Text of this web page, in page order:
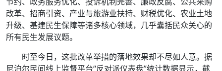
改革、招商引资、产业与旅游业扶持、财税优化、农业土地
升级、基建民生保障等诸多核心领域，几乎囊括民众关心的
所有民生发展议题。
时至今日，这批改革举措的落地效果却不尽如人意。据
尼泊尔民间线上监督平台“反对派仪表盘”统计数据显示，截